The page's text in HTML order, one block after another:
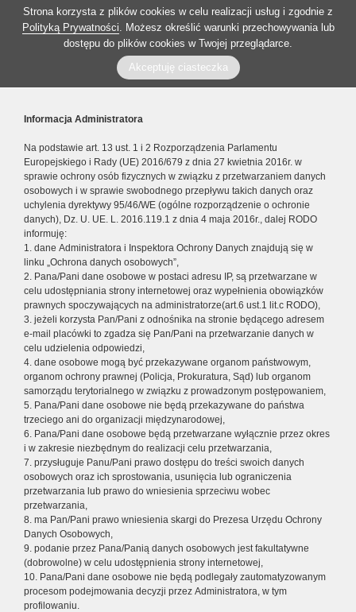
Strona korzysta z plików cookies w celu realizacji usług i zgodnie z
Polityką Prywatności. Możesz określić warunki przechowywania lub
dostępu do plików cookies w Twojej przeglądarce.
Akceptuję ciasteczka
Informacja Administratora
Na podstawie art. 13 ust. 1 i 2 Rozporządzenia Parlamentu
Europejskiego i Rady (UE) 2016/679 z dnia 27 kwietnia 2016r. w
sprawie ochrony osób fizycznych w związku z przetwarzaniem danych
osobowych i w sprawie swobodnego przepływu takich danych oraz
uchylenia dyrektywy 95/46/WE (ogólne rozporządzenie o ochronie
danych), Dz. U. UE. L. 2016.119.1 z dnia 4 maja 2016r., dalej RODO
informuję:
1. dane Administratora i Inspektora Ochrony Danych znajdują się w
linku „Ochrona danych osobowych”,
2. Pana/Pani dane osobowe w postaci adresu IP, są przetwarzane w
celu udostępniania strony internetowej oraz wypełnienia obowiązków
prawnych spoczywających na administratorze(art.6 ust.1 lit.c RODO),
3. jeżeli korzysta Pan/Pani z odnośnika na stronie będącego adresem
e-mail placówki to zgadza się Pan/Pani na przetwarzanie danych w
celu udzielenia odpowiedzi,
4. dane osobowe mogą być przekazywane organom państwowym,
organom ochrony prawnej (Policja, Prokuratura, Sąd) lub organom
samorządu terytorialnego w związku z prowadzonym postępowaniem,
5. Pana/Pani dane osobowe nie będą przekazywane do państwa
trzeciego ani do organizacji międzynarodowej,
6. Pana/Pani dane osobowe będą przetwarzane wyłącznie przez okres
i w zakresie niezbędnym do realizacji celu przetwarzania,
7. przysługuje Panu/Pani prawo dostępu do treści swoich danych
osobowych oraz ich sprostowania, usunięcia lub ograniczenia
przetwarzania lub prawo do wniesienia sprzeciwu wobec
przetwarzania,
8. ma Pan/Pani prawo wniesienia skargi do Prezesa Urzędu Ochrony
Danych Osobowych,
9. podanie przez Pana/Panią danych osobowych jest fakultatywne
(dobrowolne) w celu udostępnienia strony internetowej,
10. Pana/Pani dane osobowe nie będą podlegały zautomatyzowanym
procesom podejmowania decyzji przez Administratora, w tym
profilowaniu.